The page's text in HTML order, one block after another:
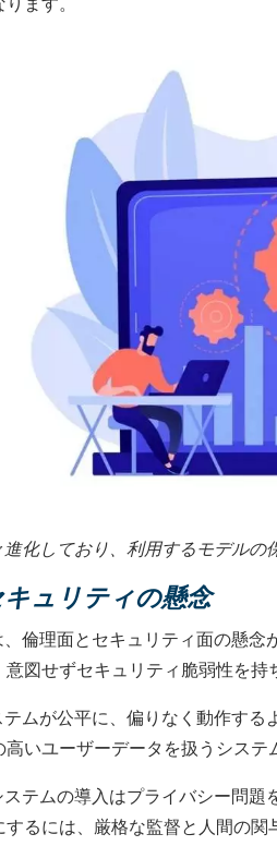
化しており、利用するモデル
ュリティの懸念
倫理面とセキュリティ面の懸
意図せずセキュリティ脆弱性を
テムが公平に、偏りなく動作する
高いユーザーデータを扱うシス
ステムの導入はプライバシー問
するには、厳格な監督と人間の関